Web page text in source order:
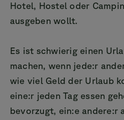
Hotel, Hostel oder
ausgeben wollt.
Es ist schwierig einen
machen, wenn jede:r
wie viel Geld der Urlaub
eine:r jeden Tag essen
bevorzugt, ein:e andere:r